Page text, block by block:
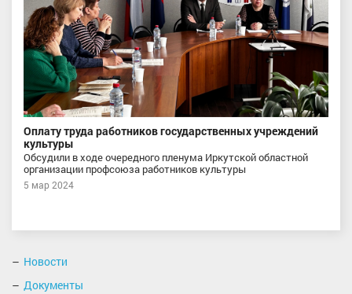
Оплату труда работников государственных учреждений
культуры
Обсудили в ходе очередного пленума Иркутской областной
организации профсоюза работников культуры
5 мар 2024
Новости
Документы